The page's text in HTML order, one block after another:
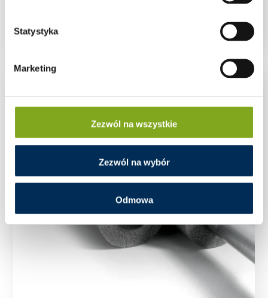
Statystyka
Marketing
Zezwól na wszystkie
Zezwól na wybór
Odmowa